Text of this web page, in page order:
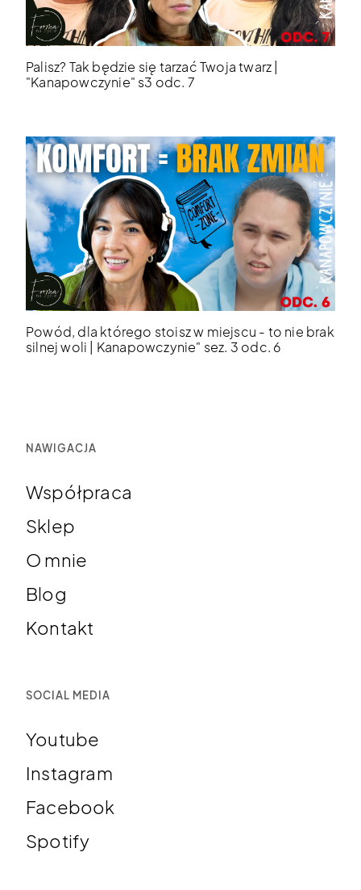
Palisz? Tak będzie się tarzać Twoja twarz |
"Kanapowczynie" s3 odc. 7
Powód, dla którego stoisz w miejscu - to nie brak
silnej woli | Kanapowczynie" sez. 3 odc. 6
NAWIGACJA
Współpraca
Sklep
O mnie
Blog
Kontakt
SOCIAL MEDIA
Youtube
Instagram
Facebook
Spotify